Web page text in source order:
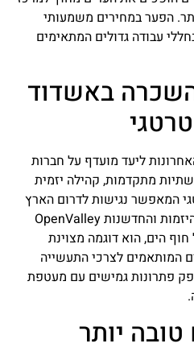
הפער במחירים משמעותי
עבודה גדולים המתאימים
באשדוד
ליעד מועדף על חברות
מתקדמות, קהילה יזמית
המאפשר נגישות לדרום הארץ
ולמרכז כאחד. מתחם היזמות והחדשנות OpenValley
הים, הוא דוגמה מצוינת
המותאמים לצרכי התעשייה
פתרונות גמישים עם מעטפת
טובה יותר